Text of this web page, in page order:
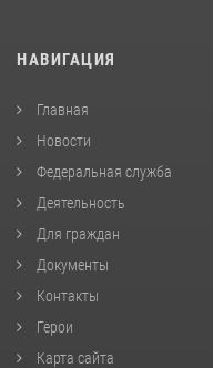
НАВИГАЦИЯ
Главная
Новости
Федеральная служба
Деятельность
Для граждан
Документы
Контакты
Герои
Карта сайта